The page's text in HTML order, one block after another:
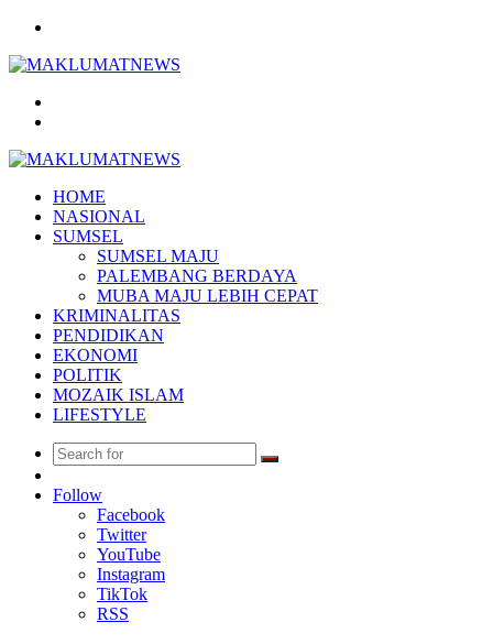
HOME
NASIONAL
SUMSEL
SUMSEL MAJU
PALEMBANG BERDAYA
MUBA MAJU LEBIH CEPAT
KRIMINALITAS
PENDIDIKAN
EKONOMI
POLITIK
MOZAIK ISLAM
LIFESTYLE
Search
Article
Follow
Facebook
Twitter
YouTube
Instagram
TikTok
RSS